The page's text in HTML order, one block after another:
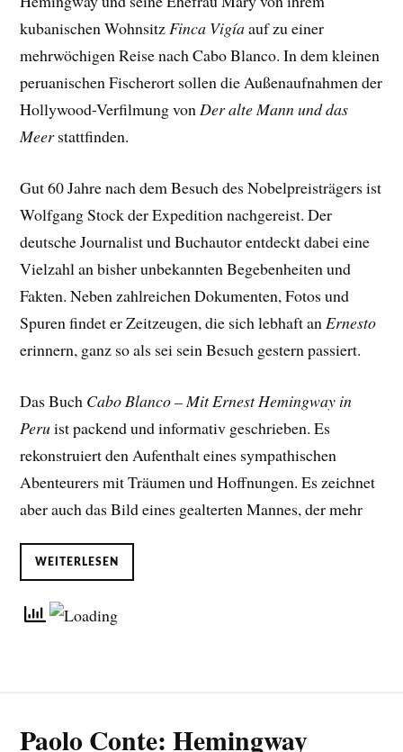
kubanischen WohnsitzFinca Vigíaauf zu einer
mehrwöchigen Reise nach Cabo Blanco. In dem kleinen
peruanischen Fischerort sollen die Außenaufnahmen der
Hollywood-Verfilmung vonDer alte Mann und das
Meerstattfinden.
Gut 60 Jahre nach dem Besuch des Nobelpreisträgers ist
Wolfgang Stock der Expedition nachgereist. Der
deutsche Journalist und Buchautor entdeckt dabei eine
Vielzahl an bisher unbekannten Begebenheiten und
Fakten. Neben zahlreichen Dokumenten, Fotos und
Spuren findet er Zeitzeugen, die sich lebhaft anErnesto
erinnern, ganz so als sei sein Besuch gestern passiert.
Das Buch Cabo Blanco – Mit Ernest Hemingway in
Peruist packend und informativ geschrieben. Es
rekonstruiert den Aufenthalt eines sympathischen
Abenteurers mit Träumen und Hoffnungen. Es zeichnet
aber auch das Bild eines gealterten Mannes, der mehr
WEITERLESEN
Paolo Conte: Hemingway